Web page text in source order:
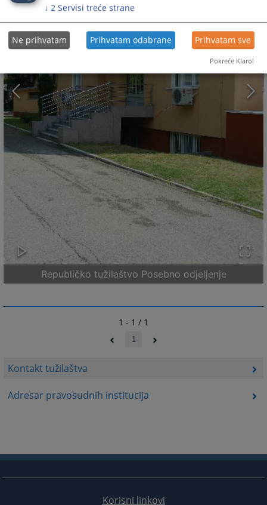
Kontakt tužilaštva
Adresar pravosudnih institucija
Republičko tužilaštvo Posebno odjeljenje
1 - 1 / 1
1
Korisni linkovi
↓ 2 Servisi treće strane
Ne prihvatam Prihvatam odabrane Prihvatam sve
Pokreće Klaro!